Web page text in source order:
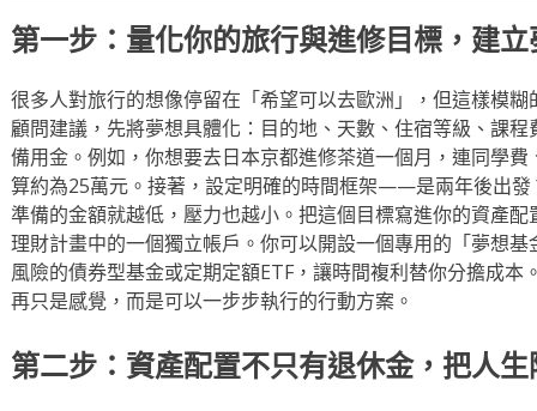
第一步：量化你的旅行與進修目標，建
很多人對旅行的想像停留在「希望可以去歐洲」，但這樣模
顧問建議，先將夢想具體化：目的地、天數、住宿等級、課
備用金。例如，你想要去日本京都進修茶道一個月，連同學
算約為25萬元。接著，設定明確的時間框架——是兩年後出發
準備的金額就越低，壓力也越小。把這個目標寫進你的資產
理財計畫中的一個獨立帳戶。你可以開設一個專用的「夢想
風險的債券型基金或定期定額ETF，讓時間複利替你分擔成本
再只是感覺，而是可以一步步執行的行動方案。
第二步：資產配置不只有退休金，把人